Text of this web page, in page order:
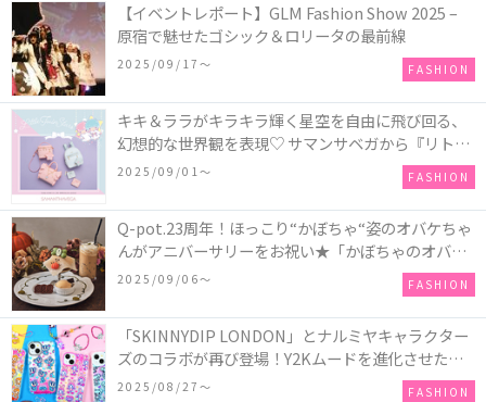
【イベントレポート】GLM Fashion Show 2025 –
原宿で魅せたゴシック＆ロリータの最前線
2025/09/17〜 FASHION
キキ＆ララがキラキラ輝く星空を自由に飛び回る、
幻想的な世界観を表現♡ サマンサベガから『リトル
ツインスターズ』50周年アニバーサリーイヤー』を
2025/09/01〜 FASHION
Q-pot.23周年！ほっこり“かぼちゃ“姿のオバケちゃ
んがアニバーサリーをお祝い★「かぼちゃのオバケ
ーキアクセサリー」が新発売！Q-pot CAFE.では
「かぼちゃのオバケーキプレート」も登場
2025/09/06〜 FASHION
「SKINNYDIP LONDON」とナルミヤキャラクター
ズのコラボが再び登場！Y2Kムードを進化させた新
作コレクションを発売♪
2025/08/27〜 FASHION